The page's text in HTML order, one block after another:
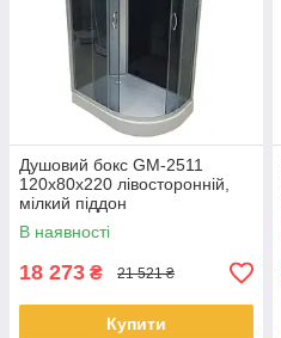
Душовий бокс GM-2511
120x80x220 лівосторонній,
мілкий піддон
В наявності
18 273 ₴ 21 521 ₴
Купити